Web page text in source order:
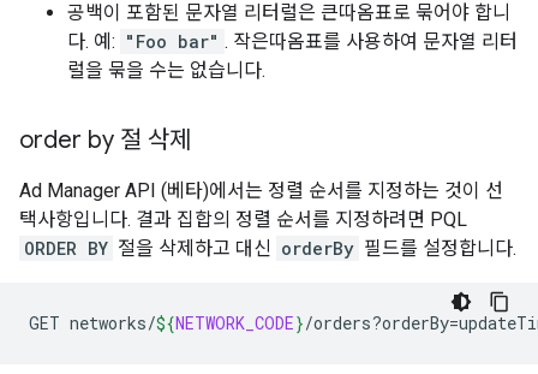
공백이 포함된 문자열 리터럴은 큰따옴표로 묶어야 합니
다. 예: "Foo bar" . 작은따옴표를 사용하여 문자열 리터
럴을 묶을 수는 없습니다.
order by 절 삭제
Ad Manager API (베타)에서는 정렬 순서를 지정하는 것이 선
택사항입니다. 결과 집합의 정렬 순서를 지정하려면 PQL
ORDER BY 절을 삭제하고 대신 orderBy 필드를 설정합니다.
GET networks/${NETWORK_CODE}/orders?orderBy=